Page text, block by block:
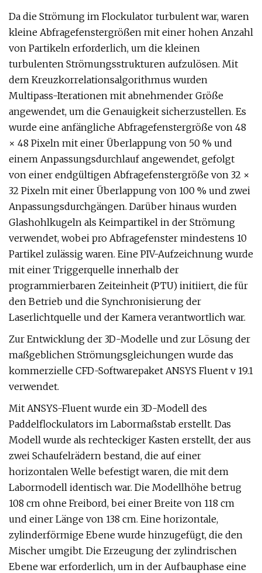
Da die Strömung im Flockulator turbulent war, waren
kleine Abfragefenstergrößen mit einer hohen Anzahl
von Partikeln erforderlich, um die kleinen
turbulenten Strömungsstrukturen aufzulösen. Mit
dem Kreuzkorrelationsalgorithmus wurden
Multipass-Iterationen mit abnehmender Größe
angewendet, um die Genauigkeit sicherzustellen. Es
wurde eine anfängliche Abfragefenstergröße von 48
× 48 Pixeln mit einer Überlappung von 50 % und
einem Anpassungsdurchlauf angewendet, gefolgt
von einer endgültigen Abfragefenstergröße von 32 ×
32 Pixeln mit einer Überlappung von 100 % und zwei
Anpassungsdurchgängen. Darüber hinaus wurden
Glashohlkugeln als Keimpartikel in der Strömung
verwendet, wobei pro Abfragefenster mindestens 10
Partikel zulässig waren. Eine PIV-Aufzeichnung wurde
mit einer Triggerquelle innerhalb der
programmierbaren Zeiteinheit (PTU) initiiert, die für
den Betrieb und die Synchronisierung der
Laserlichtquelle und der Kamera verantwortlich war.
Zur Entwicklung der 3D-Modelle und zur Lösung der
maßgeblichen Strömungsgleichungen wurde das
kommerzielle CFD-Softwarepaket ANSYS Fluent v 19.1
verwendet.
Mit ANSYS-Fluent wurde ein 3D-Modell des
Paddelflockulators im Labormaßstab erstellt. Das
Modell wurde als rechteckiger Kasten erstellt, der aus
zwei Schaufelrädern bestand, die auf einer
horizontalen Welle befestigt waren, die mit dem
Labormodell identisch war. Die Modellhöhe betrug
108 cm ohne Freibord, bei einer Breite von 118 cm
und einer Länge von 138 cm. Eine horizontale,
zylinderförmige Ebene wurde hinzugefügt, die den
Mischer umgibt. Die Erzeugung der zylindrischen
Ebene war erforderlich, um in der Aufbauphase eine